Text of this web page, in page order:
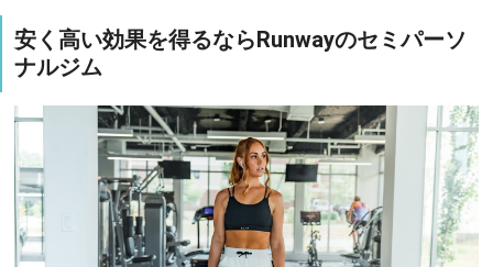
安く高い効果を得るならRunwayのセミパーソ
ナルジム